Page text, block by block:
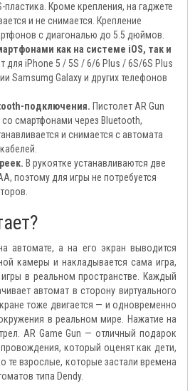
пластика. Кроме крепления, на гаджете
и не снимается. Крепление
с диагональю до 5.5 дюймов.
как на системе iOS, так и
для iPhone 5 / 5S / 6/6 Plus / 6S/6S Plus
Samsumg Galaxy и других телефонов
подключения. Пистолет AR Gun
со смартфонами через Bluetooth,
и снимается с автомата
В рукоятке устанавливаются две
поэтому для игры не потребуется
автомате, а на его экран выводится
камеры и накладывается сама игра,
в реальном пространстве. Каждый
автомат в сторону виртуального
тоже двигается — и одновременно
в реальном мире. Нажатие на
AR Game Gun — отличный подарок
который оценят как дети,
те взрослые, которые застали времена
типа Dendy.